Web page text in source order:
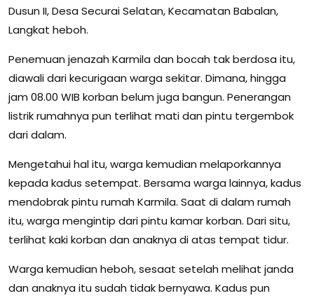
Dusun II, Desa Securai Selatan, Kecamatan Babalan,
Langkat heboh.
Penemuan jenazah Karmila dan bocah tak berdosa itu,
diawali dari kecurigaan warga sekitar. Dimana, hingga
jam 08.00 WIB korban belum juga bangun. Penerangan
listrik rumahnya pun terlihat mati dan pintu tergembok
dari dalam.
Mengetahui hal itu, warga kemudian melaporkannya
kepada kadus setempat. Bersama warga lainnya, kadus
mendobrak pintu rumah Karmila. Saat di dalam rumah
itu, warga mengintip dari pintu kamar korban. Dari situ,
terlihat kaki korban dan anaknya di atas tempat tidur.
Warga kemudian heboh, sesaat setelah melihat janda
dan anaknya itu sudah tidak bernyawa. Kadus pun